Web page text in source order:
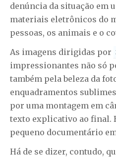
denúncia da situação em
materiais eletrônicos do
pessoas, os animais e o
As imagens dirigidas por
impressionantes não só
também pela beleza da
enquadramentos
por uma montagem em
texto explicativo ao final.
pequeno documentário
Há de se dizer, contudo,